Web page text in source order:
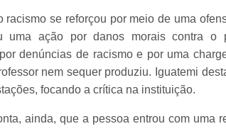
racismo se reforçou por meio de uma
uma ação por danos morais contra o
por denúncias de racismo e por uma
nem sequer produziu. Iguatemi
focando a crítica na instituição.
ainda, que a pessoa entrou com uma